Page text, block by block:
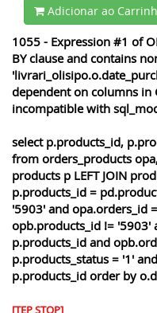
Adicionar ao
1055 - Expression #1 of
BY clause and contains
dependent on columns in
incompatible with
select p.products_id,
from orders_products
products p LEFT JOIN
p.products_id =
'5903' and opa.orders_id
opb.products_id != '5903'
p.products_id and
p.products_status = '1'
p.products_id order by